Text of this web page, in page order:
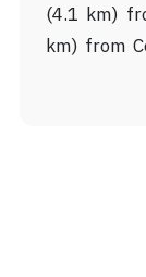
(4.1 km)
km) from